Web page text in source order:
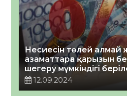
Несиесін төлей алмай
азаматтарға қарызын
шегеру мүмкіндігі
12.09.2024